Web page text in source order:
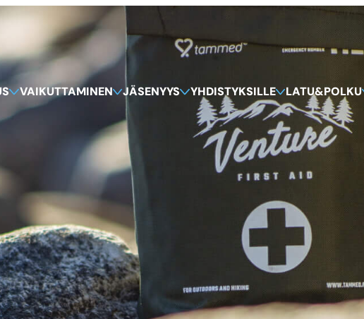
VAIKUTTAMINEN JÄSENYYS YHDISTYKSILLE LATU&POLKU